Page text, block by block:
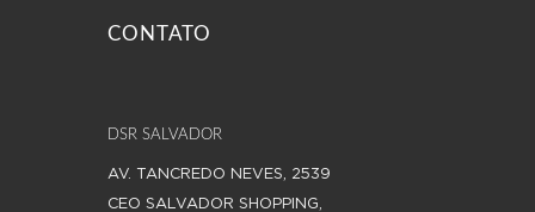
CONTATO
DSR SALVADOR
AV. TANCREDO NEVES, 2539
CEO SALVADOR SHOPPING,